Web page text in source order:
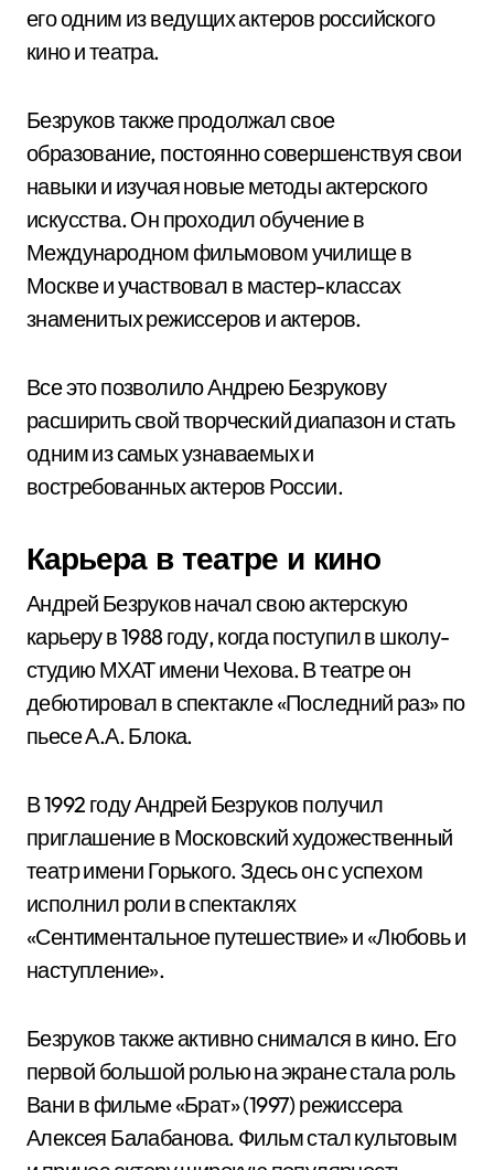
его одним из ведущих актеров российского
кино и театра.
Безруков также продолжал свое
образование, постоянно совершенствуя свои
навыки и изучая новые методы актерского
искусства. Он проходил обучение в
Международном фильмовом училище в
Москве и участвовал в мастер-классах
знаменитых режиссеров и актеров.
Все это позволило Андрею Безрукову
расширить свой творческий диапазон и стать
одним из самых узнаваемых и
востребованных актеров России.
Карьера в театре и кино
Андрей Безруков начал свою актерскую
карьеру в 1988 году, когда поступил в школу-
студию МХАТ имени Чехова. В театре он
дебютировал в спектакле «Последний раз» по
пьесе А.А. Блока.
В 1992 году Андрей Безруков получил
приглашение в Московский художественный
театр имени Горького. Здесь он с успехом
исполнил роли в спектаклях
«Сентиментальное путешествие» и «Любовь и
наступление».
Безруков также активно снимался в кино. Его
первой большой ролью на экране стала роль
Вани в фильме «Брат» (1997) режиссера
Алексея Балабанова. Фильм стал культовым